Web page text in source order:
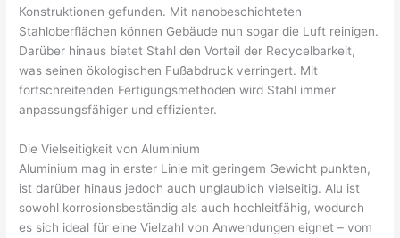
Konstruktionen gefunden. Mit nanobeschichteten
Stahloberflächen können Gebäude nun sogar die Luft reinigen.
Darüber hinaus bietet Stahl den Vorteil der Recycelbarkeit,
was seinen ökologischen Fußabdruck verringert. Mit
fortschreitenden Fertigungsmethoden wird Stahl immer
anpassungsfähiger und effizienter.
Die Vielseitigkeit von Aluminium
Aluminium mag in erster Linie mit geringem Gewicht punkten,
ist darüber hinaus jedoch auch unglaublich vielseitig. Alu ist
sowohl korrosionsbeständig als auch hochleitfähig, wodurch
es sich ideal für eine Vielzahl von Anwendungen eignet – vom